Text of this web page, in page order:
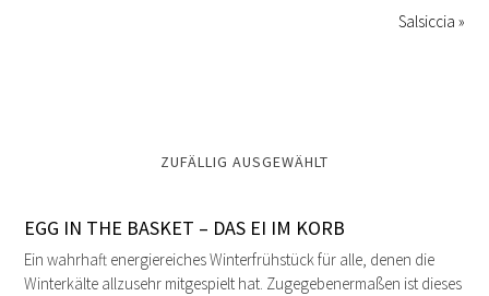
Salsiccia »
ZUFÄLLIG AUSGEWÄHLT
EGG IN THE BASKET – DAS EI IM KORB
Ein wahrhaft energiereiches Winterfrühstück für alle, denen die
Winterkälte allzusehr mitgespielt hat. Zugegebenermaßen ist dieses